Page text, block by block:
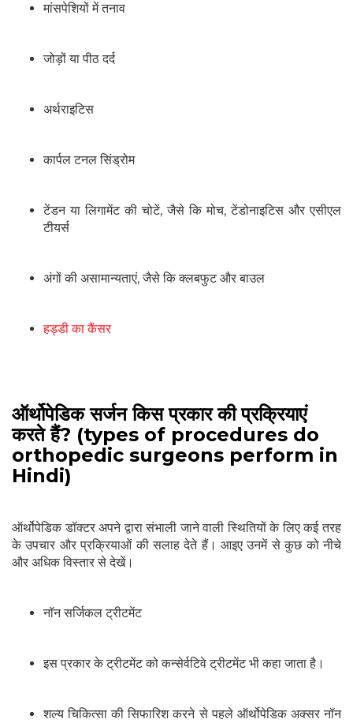
मांसपेशियों में तनाव
जोड़ों या पीठ दर्द
अर्थराइटिस
कार्पल टनल सिंड्रोम
टेंडन या लिगामेंट की चोटें, जैसे कि मोच, टेंडोनाइटिस और एसीएल
टीयर्स
अंगों की असामान्यताएं, जैसे कि क्लबफुट और बाउल
हड्डी का कैंसर
ऑर्थोपेडिक सर्जन किस प्रकार की प्रक्रियाएं
करते हैं? (types of procedures do
orthopedic surgeons perform in
Hindi)
ऑर्थोपेडिक डॉक्टर अपने द्वारा संभाली जाने वाली स्थितियों के लिए कई तरह
के उपचार और प्रक्रियाओं की सलाह देते हैं। आइए उनमें से कुछ को नीचे
और अधिक विस्तार से देखें।
नॉन सर्जिकल ट्रीटमेंट
इस प्रकार के ट्रीटमेंट को कन्सेर्वटिवे ट्रीटमेंट भी कहा जाता है।
शल्य चिकित्सा की सिफारिश करने से पहले ऑर्थोपेडिक अक्सर नॉन